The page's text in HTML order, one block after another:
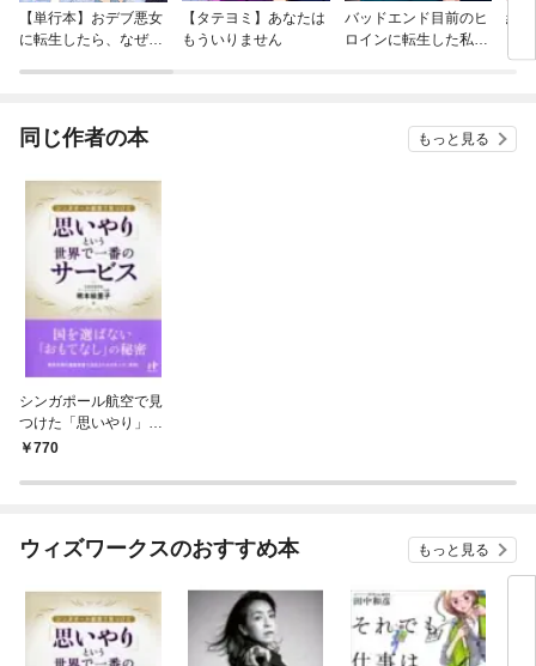
【単行本】おデブ悪女
に転生したら、なぜか
【タテヨミ】あなたは
もういりません
バッドエンド目前のヒ
ロインに転生した私、
結
同じ作者の本 もっと見る
シンガポール航空で見
つけた「思いやり」と
いう世界で一番のサー
770
ウィズワークスのおすすめ本 もっと見る